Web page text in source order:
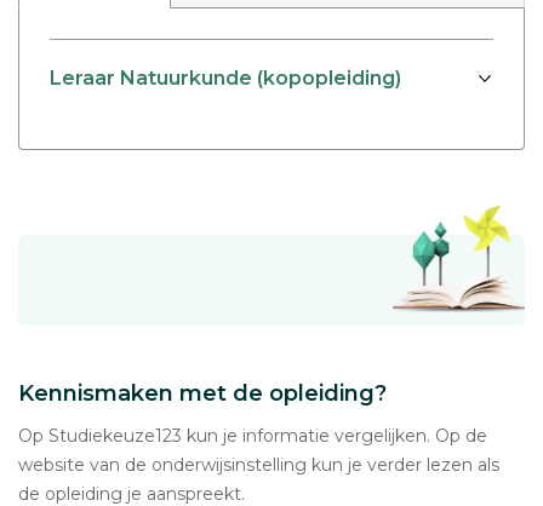
Leraar Natuurkunde (kopopleiding)
Kennismaken met de opleiding?
Op Studiekeuze123 kun je informatie vergelijken. Op de
website van de onderwijsinstelling kun je verder lezen als
de opleiding je aanspreekt.